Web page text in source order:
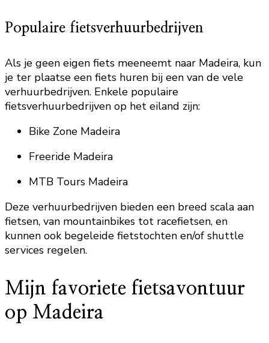
Populaire fietsverhuurbedrijven
Als je geen eigen fiets meeneemt naar Madeira, kun
je ter plaatse een fiets huren bij een van de vele
verhuurbedrijven. Enkele populaire
fietsverhuurbedrijven op het eiland zijn:
Bike Zone Madeira
Freeride Madeira
MTB Tours Madeira
Deze verhuurbedrijven bieden een breed scala aan
fietsen, van mountainbikes tot racefietsen, en
kunnen ook begeleide fietstochten en/of shuttle
services regelen.
Mijn favoriete fietsavontuur
op Madeira